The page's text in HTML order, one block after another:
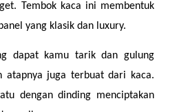
Tembok kaca ini membentuk
yang klasik dan luxury.
dapat kamu tarik dan gulung
atapnya juga terbuat dari kaca.
dengan dinding menciptakan